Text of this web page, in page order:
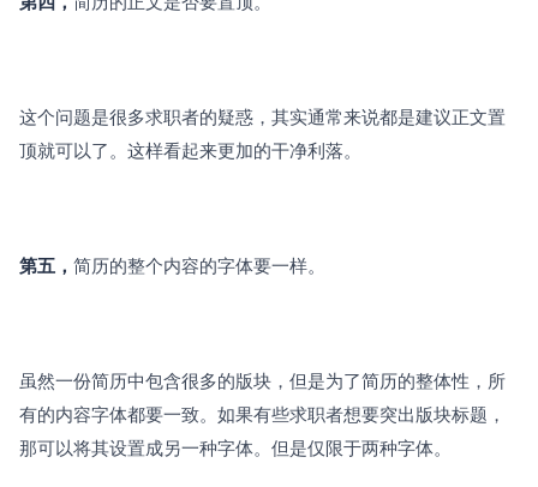
这个问题是很多求职者的疑惑，其实通常来说都是建议正文置
顶就可以了。这样看起来更加的干净利落。
第五， 简历的整个内容的字体要一样。
虽然一份简历中包含很多的版块，但是为了简历的整体性，所
有的内容字体都要一致。如果有些求职者想要突出版块标题，
那可以将其设置成另一种字体。但是仅限于两种字体。